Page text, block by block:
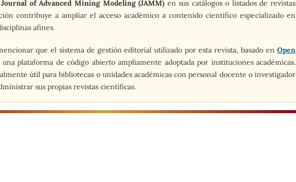
Journal of Advanced Mining Modeling (JAMM) en sus catálogos o listados de revistas
contribuye a ampliar el acceso académico a contenido científico especializado en
afines.
que el sistema de gestión editorial utilizado por esta revista, basado en Open
una plataforma de código abierto ampliamente adoptada por instituciones académicas.
útil para bibliotecas o unidades académicas con personal docente o investigador
sus propias revistas científicas.